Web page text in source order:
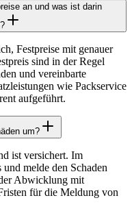
an und was ist darin
Festpreise mit genauer
sind in der Regel
und vereinbarte
wie Packservice
aufgeführt.
um?
ist versichert. Im
melde den Schaden
Abwicklung mit
für die Meldung von